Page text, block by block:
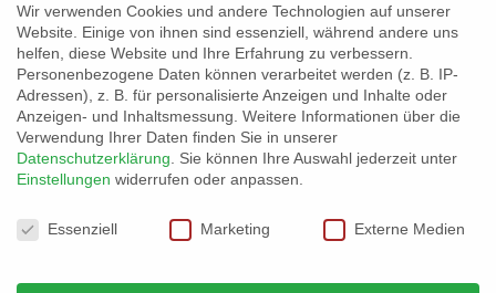
info@erfolgreich-events.de
+4940 46 777 230
Wir verwenden Cookies und andere Technologien auf unserer
Website. Einige von ihnen sind essenziell, während andere uns
helfen, diese Website und Ihre Erfahrung zu verbessern.
Personenbezogene Daten können verarbeitet werden (z. B. IP-
Adressen), z. B. für personalisierte Anzeigen und Inhalte oder
Anzeigen- und Inhaltsmessung. Weitere Informationen über die
Verwendung Ihrer Daten finden Sie in unserer
Datenschutzerklärung
Sie können Ihre Auswahl jederzeit unter
Einstellungen widerrufen oder anpassen.
Datenschutzeinstellungen
Essenziell Marketing Externe Medien